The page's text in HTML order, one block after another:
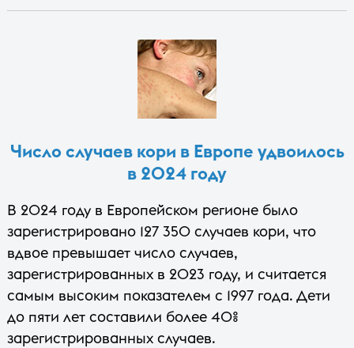
Число случаев кори в Европе удвоилось
в 2024 году
В 2024 году в Европейском регионе было
зарегистрировано 127 350 случаев кори, что
вдвое превышает число случаев,
зарегистрированных в 2023 году, и считается
самым высоким показателем с 1997 года. Дети
до пяти лет составили более 40%
зарегистрированных случаев.